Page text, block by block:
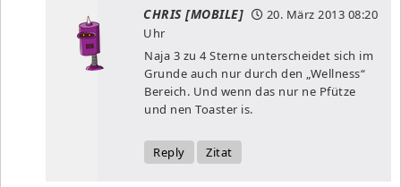
CHRIS [MOBILE] 20. März 2013 08:20
Uhr
Naja 3 zu 4 Sterne unterscheidet sich im
Grunde auch nur durch den „Wellness“
Bereich. Und wenn das nur ne Pfütze
und nen Toaster is.
Reply Zitat